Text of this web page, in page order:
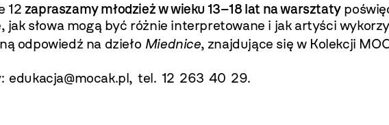
12 zapraszamy młodzież w wieku 13–18 lat na warsztaty
słowa mogą być różnie interpretowane i jak artyści
odpowiedź na dzieło Miednice, znajdujące się w Kolekcji
edukacja@mocak.pl, tel. 12 263 40 29.